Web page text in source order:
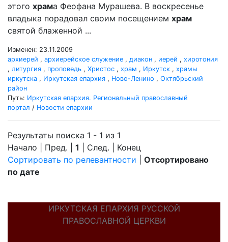
этого храма Феофана Мурашева. В воскресенье
владыка порадовал своим посещением храм
святой блаженной ...
Изменен: 23.11.2009
архиерей , архиерейское служение , диакон , иерей , хиротония
, литургия , проповедь , Христос , храм , Иркутск , храмы
иркутска , Иркутская епархия , Ново-Ленино , Октябрьский
район
Путь: Иркутская епархия. Региональный православный
портал / Новости епархии
Результаты поиска 1 - 1 из 1
Начало | Пред. | 1 | След. | Конец
Сортировать по релевантности
Отсортировано
по дате
ИРКУТСКАЯ ЕПАРХИЯ РУССКОЙ
ПРАВОСЛАВНОЙ ЦЕРКВИ